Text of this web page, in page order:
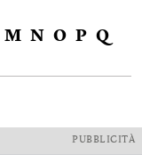
M N O P Q
PUBBLICITÀ